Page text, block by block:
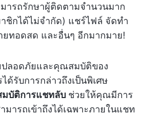
ารถรักษาผู้ติดตามจำนวนมาก
ชิกได้ไม่จำกัด) แชร์ไฟล์ จัดทำ
ยทอดสด และอื่นๆ อีกมากมาย!
ปลอดภัยและคุณสมบัติของ
ด้รับการกล่าวถึงเป็นพิเศษ
บัติการแชทลับ ช่วยให้คุณมีการ
ารถเข้าถึงได้เฉพาะภายในแชท